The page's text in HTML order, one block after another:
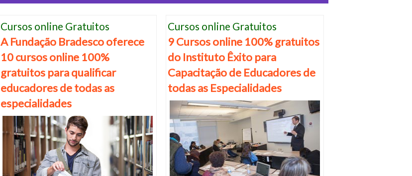
Cursos online Gratuitos
A Fundação Bradesco oferece
10 cursos online 100%
gratuitos para qualificar
educadores de todas as
especialidades
Cursos online Gratuitos
9 Cursos online 100% gratuitos
do Instituto Êxito para
Capacitação de Educadores de
todas as Especialidades